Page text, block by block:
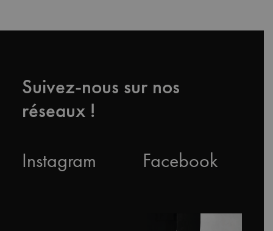
Suivez-nous sur nos
réseaux !
Instagram Facebook